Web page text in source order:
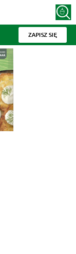
ZAPISZ SIĘ